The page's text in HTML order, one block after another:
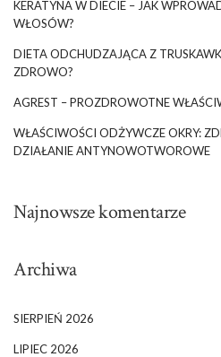
KERATYNA W DIECIE – JAK
WŁOSÓW?
DIETA ODCHUDZAJĄCA Z
ZDROWO?
AGREST – PROZDROWOTNE
WŁAŚCIWOŚCI ODŻYWCZE OKRY:
DZIAŁANIE ANTYNOWOTWOROWE
Najnowsze komentarze
Archiwa
SIERPIEŃ 2026
LIPIEC 2026